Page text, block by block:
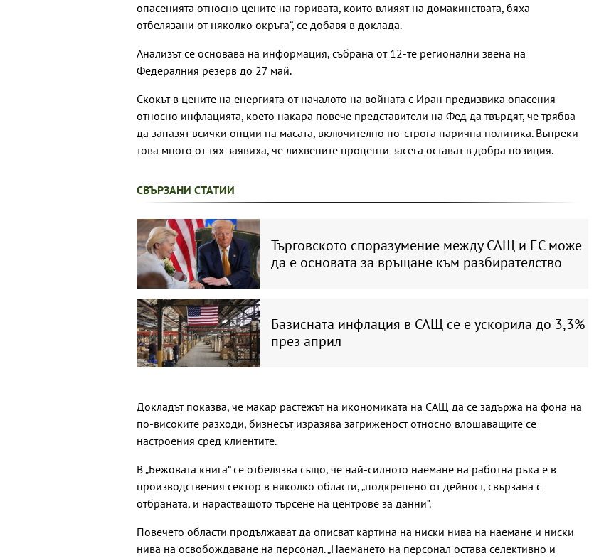
опасенията относно цените на горивата, които влияят на домакинствата, бяха
отбелязани от няколко окръга“, се добавя в доклада.
Анализът се основава на информация, събрана от 12-те регионални звена на
Федералния резерв до 27 май.
Скокът в цените на енергията от началото на войната с Иран предизвика опасения
относно инфлацията, което накара повече представители на Фед да твърдят, че трябва
да запазят всички опции на масата, включително по-строга парична политика. Въпреки
това много от тях заявиха, че лихвените проценти засега остават в добра позиция.
СВЪРЗАНИ СТАТИИ
Търговското споразумение между САЩ и ЕС може
да е основата за връщане към разбирателство
Базисната инфлация в САЩ се е ускорила до 3,3%
през април
Докладът показва, че макар растежът на икономиката на САЩ да се задържа на фона на
по-високите разходи, бизнесът изразява загриженост относно влошаващите се
настроения сред клиентите.
В „Бежовата книга“ се отбелязва също, че най-силното наемане на работна ръка е в
производствения сектор в няколко области, „подкрепено от дейност, свързана с
отбраната, и нарастващото търсене на центрове за данни“.
Повечето области продължават да описват картина на ниски нива на наемане и ниски
нива на освобождаване на персонал. „Наемането на персонал остава селективно и
Винисиус Жуниор
преподписа с Реал
(Мадрид)
Макаби като гост
голямо име в
медицината
4295 долара за унция
Във Варна наградиха
победителите в